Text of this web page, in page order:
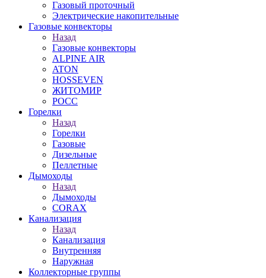
Газовый проточный
Электрические накопительные
Газовые конвекторы
Назад
Газовые конвекторы
ALPINE AIR
ATON
HOSSEVEN
ЖИТОМИР
РОСС
Горелки
Назад
Горелки
Газовые
Дизельные
Пеллетные
Дымоходы
Назад
Дымоходы
CORAX
Канализация
Назад
Канализация
Внутренняя
Наружная
Коллекторные группы